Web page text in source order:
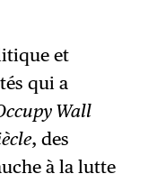
et
qui a
Wall
, des
à la lutte